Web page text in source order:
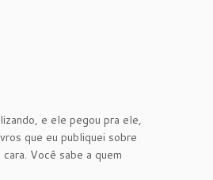
e ele pegou pra ele,
que eu publiquei sobre
Você sabe a quem